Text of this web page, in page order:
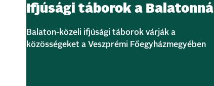
Ifjúsági táborok a Balatonnál
Balaton-közeli ifjúsági táborok várják a
közösségeket a Veszprémi Főegyházmegyében